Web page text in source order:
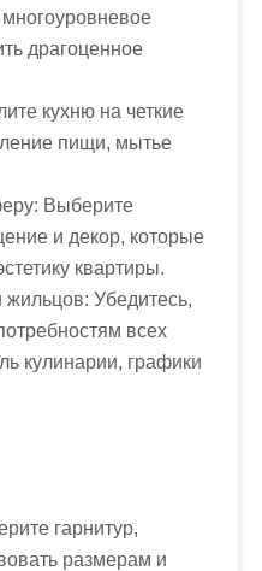
драгоценное
кухню на четкие
пищи, мытье
Выберите
и декор, которые
квартиры.
жильцов: Убедитесь,
всех
кулинарии, графики
гарнитур,
размерам и